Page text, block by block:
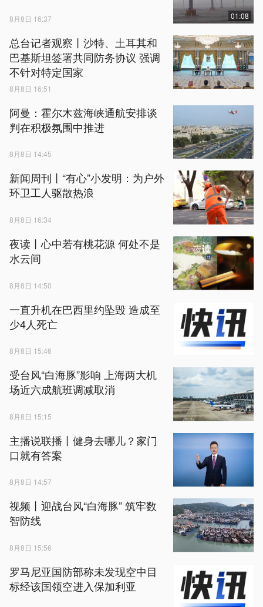
8月8日 16:37 01:08
总台记者观察丨沙特、土耳其和
巴基斯坦签署共同防务协议 强调
不针对特定国家
8月8日 16:51
阿曼：霍尔木兹海峡通航安排谈
判在积极氛围中推进
8月8日 14:45
新闻周刊丨“有心”小发明：为户外
环卫工人驱散热浪
8月8日 16:34
夜读丨心中若有桃花源 何处不是
水云间
8月8日 14:50
一直升机在巴西里约坠毁 造成至
少4人死亡
8月8日 15:46
受台风“白海豚”影响 上海两大机
场近六成航班调减取消
8月8日 15:15
主播说联播丨健身去哪儿？家门
口就有答案
8月8日 14:57
视频丨迎战台风“白海豚” 筑牢数
智防线
8月8日 15:56
罗马尼亚国防部称未发现空中目
标经该国领空进入保加利亚